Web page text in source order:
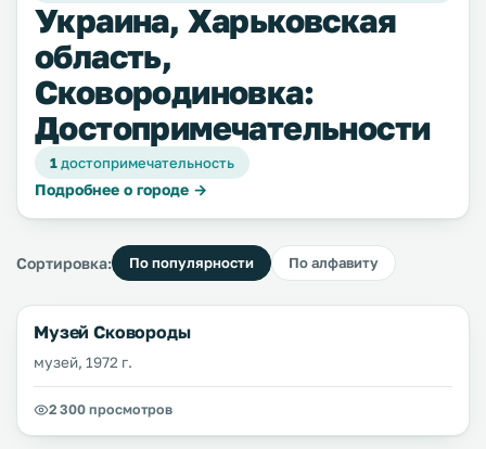
Украина, Харьковская
область,
Сковородиновка:
Достопримечательности
1достопримечательность
Подробнее о городе →
Сортировка: По популярности По алфавиту
Музей Сковороды
музей, 1972 г.
2 300 просмотров